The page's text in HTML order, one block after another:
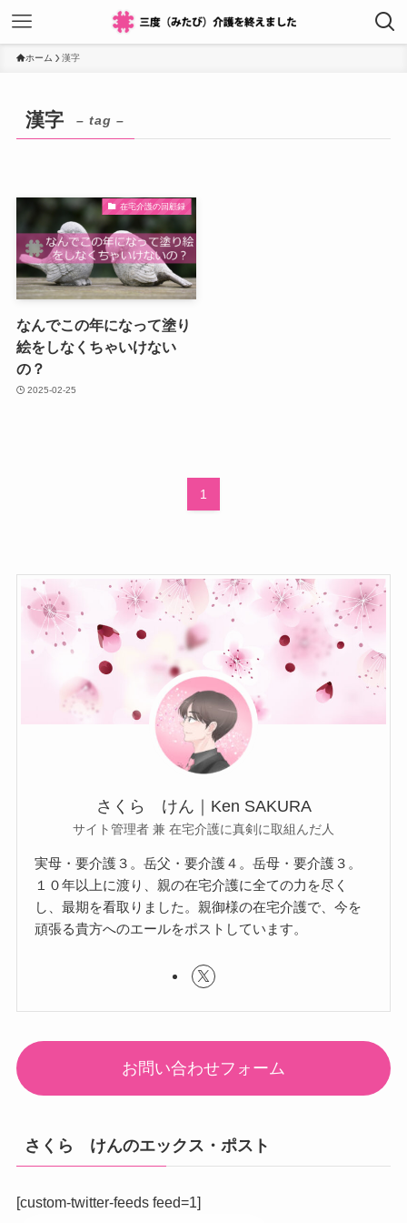
ホーム 漢字
漢字 – tag –
在宅介護の回顧録
なんでこの年になって塗り
絵をしなくちゃいけない
の？
2025-02-25
1
さくら けん｜Ken SAKURA
サイト管理者 兼 在宅介護に真剣に取組んだ人
実母・要介護３。岳父・要介護４。岳母・要介護３。
１０年以上に渡り、親の在宅介護に全ての力を尽く
し、最期を看取りました。親御様の在宅介護で、今を
頑張る貴方へのエールをポストしています。
お問い合わせフォーム
さくら けんのエックス・ポスト
[custom-twitter-feeds feed=1]